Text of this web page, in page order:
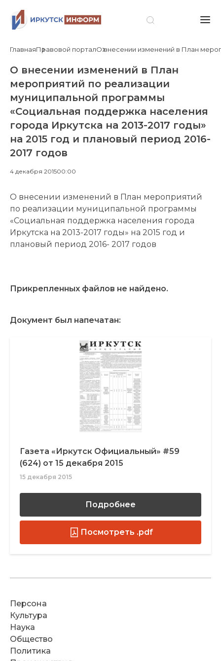
ГлавнаяПравовой порталО внесении изменений в План
О внесении изменений в План
мероприятий по реализации
муниципальной программы
«Социальная поддержка населения
города Иркутска на 2013-2017 годы»
на 2015 год и плановый период 2016-
2017 годов
4 декабря 201500:00
О внесении изменений в План мероприятий
по реализации муниципальной программы
«Социальная поддержка населения города
Иркутска на 2013-2017 годы» на 2015 год и
плановый период 2016- 2017 годов
Прикрепленных файлов не найдено.
Документ был напечатан:
Газета «Иркутск Официальный» #59
(624) от 15 декабря 2015
15 декабря 2015
Подробнее
Посмотреть .pdf
Персона
Культура
Наука
Общество
Политика